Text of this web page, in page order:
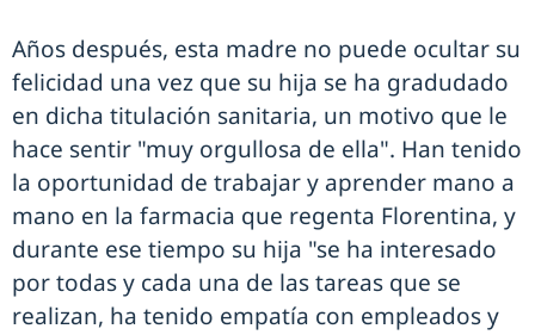
Años después, esta madre no puede ocultar su
felicidad una vez que su hija se ha gradudado
en dicha titulación sanitaria, un motivo que le
hace sentir "muy orgullosa de ella". Han tenido
la oportunidad de trabajar y aprender mano a
mano en la farmacia que regenta Florentina, y
durante ese tiempo su hija "se ha interesado
por todas y cada una de las tareas que se
realizan, ha tenido empatía con empleados y